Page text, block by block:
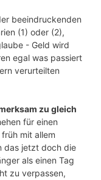
beeindruckenden
(1) oder (2),
- Geld wird
egal was passiert
verurteilten
zu gleich
für einen
mit allem
das jetzt doch die
als einen Tag
zu verpassen,